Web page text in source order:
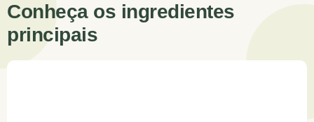
Conheça os ingredientes
principais